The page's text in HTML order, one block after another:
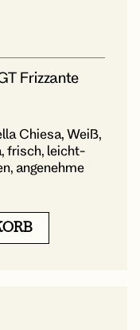
Frizzante
Chiesa, Weiß,
frisch, leicht-
angenehme